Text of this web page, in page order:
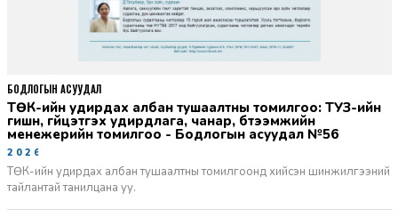
ТӨК-ийн удирдах албан тушаалтны томилгоо: ТУЗ-ийн
гишүүн, гүйцэтгэх удирдлага, чанар, бүтээмжийн
менежерийн томилгоо - Бодлогын асуудал №56
2026-06-02
ТӨК-ийн удирдах албан тушаалтны томилгоонд хийсэн шинжилгээний
тайлантай танилцана уу.
БОДЛОГЫН АСУУДАЛ